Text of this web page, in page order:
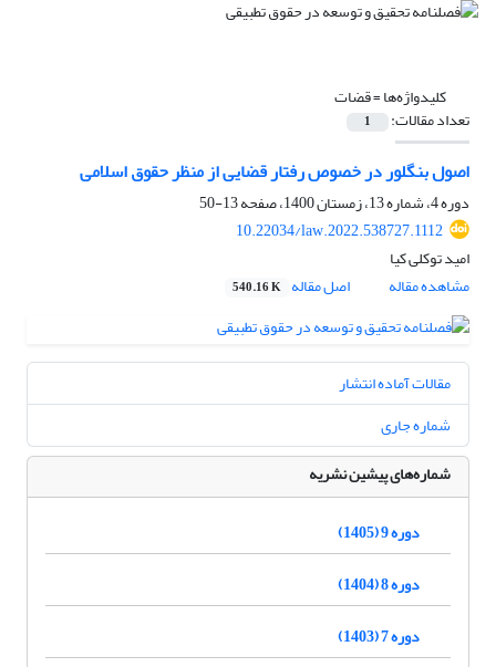
کلیدواژه‌ها =قضات
تعداد مقالات: 1
اصول بنگلور در خصوص رفتار قضایی از منظر حقوق اسلامی
دوره 4، شماره 13، زمستان 1400، صفحه
13-50
10.22034/law.2022.538727.1112
امید توکلی کیا
مشاهده مقاله
اصل مقاله 540.16 K
مقالات آماده انتشار
شماره جاری
شماره‌های پیشین نشریه
دوره 9 (1405)
دوره 8 (1404)
دوره 7 (1403)